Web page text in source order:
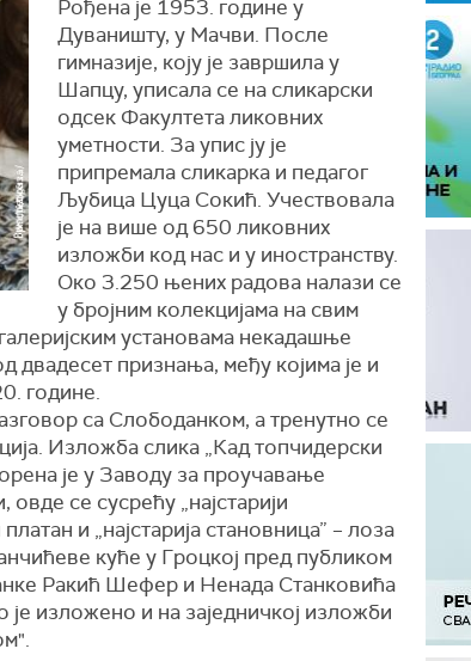
Рођена је 1953. године у
Дуваништу, у Мачви. После
гимназије, коју је завршила у
Шапцу, уписала се на сликарски
одсек Факултета ликовних
уметности. За упис ју је
припремала сликарка и педагог
Љубица Цуца Сокић. Учествовала
је на више од 650 ликовних
изложби код нас и у иностранству.
Око 3.250 њених радова налази се
у бројним колекцијама на свим
установама некадашње
двадесет признања, међу којима је и
године.
са Слободанком, а тренутно се
Изложба слика „Кад топчидерски
је у Заводу за проучавање
се сусрећу „најстарији
и „најстарија становница” – лоза
куће у Гроцкој пред публиком
Ракић Шефер и Ненада Станковића
изложено и на заједничкој изложби